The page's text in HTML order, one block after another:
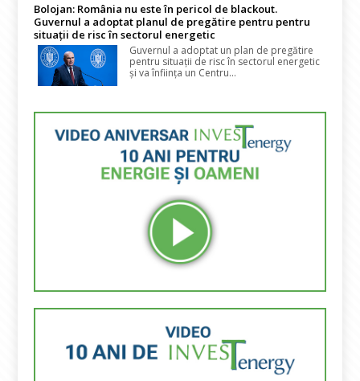
Bolojan: România nu este în pericol de blackout.
Guvernul a adoptat planul de pregătire pentru pentru
situații de risc în sectorul energetic
Guvernul a adoptat un plan de pregătire
pentru situații de risc în sectorul energetic
și va înființa un Centru...